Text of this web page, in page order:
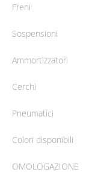
Freni
Sospensioni
Ammortizzatori
Cerchi
Pneumatici
Colori disponibili
OMOLOGAZIONE